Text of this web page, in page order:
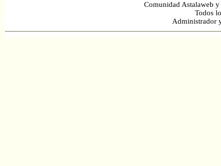
Comunidad Astalaweb
Todos
Administrador